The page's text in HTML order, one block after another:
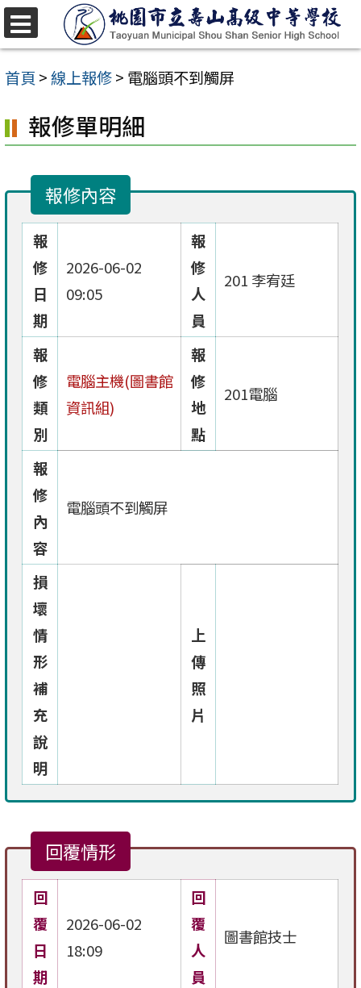
跳
至
主
內
容
首頁 >線上報修> 電腦頭不到觸屏
報修單明細
報修內容
報
修
日
期
2026-06-02
09:05
報
修
人
員
201 李宥廷
報
修
類
別
電腦主機(圖書館
資訊組)
報
修
地
點
201電腦
報
修
內
容
電腦頭不到觸屏
損
壞
情
形
補
充
說
明
上
傳
照
片
回覆情形
回
覆
日
期
2026-06-02
18:09
回
覆
人
員
圖書館技士
選
單